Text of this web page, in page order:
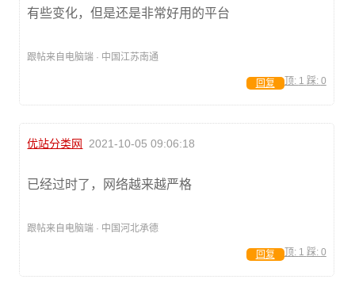
有些变化，但是还是非常好用的平台
跟帖来自电脑端 · 中国江苏南通
顶: 1 踩: 0
回复
优站分类网 2021-10-05 09:06:18
已经过时了，网络越来越严格
跟帖来自电脑端 · 中国河北承德
顶: 1 踩: 0
回复